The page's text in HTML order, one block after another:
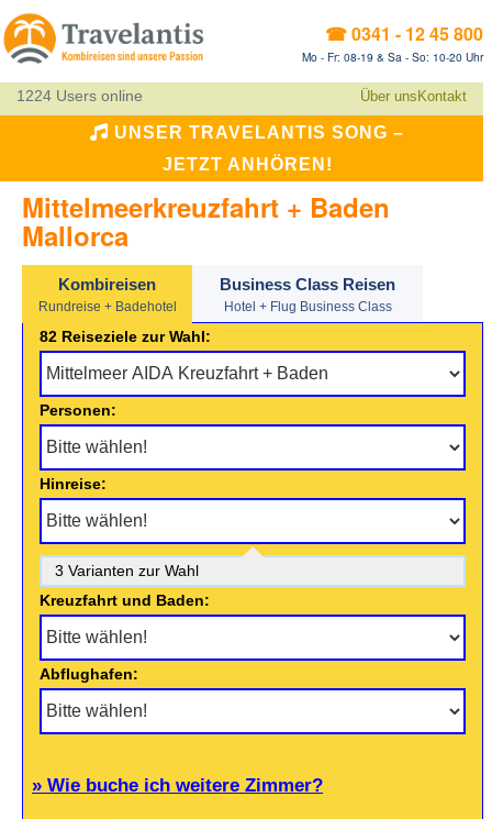
☎ 0341 - 12 45 800
Mo - Fr: 08-19 & Sa - So: 10-20 Uhr
1224 Users online Über uns Kontakt
UNSER TRAVELANTIS SONG –
JETZT ANHÖREN!
Mittelmeerkreuzfahrt + Baden
Mallorca
Kombireisen
Rundreise + Badehotel
Business Class Reisen
Hotel + Flug Business Class
82 Reiseziele zur Wahl:
Personen:
Hinreise:
3 Varianten zur Wahl
Kreuzfahrt und Baden:
Abflughafen:
» Wie buche ich weitere Zimmer?